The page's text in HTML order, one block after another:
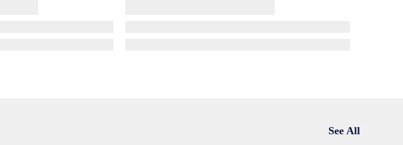
See All